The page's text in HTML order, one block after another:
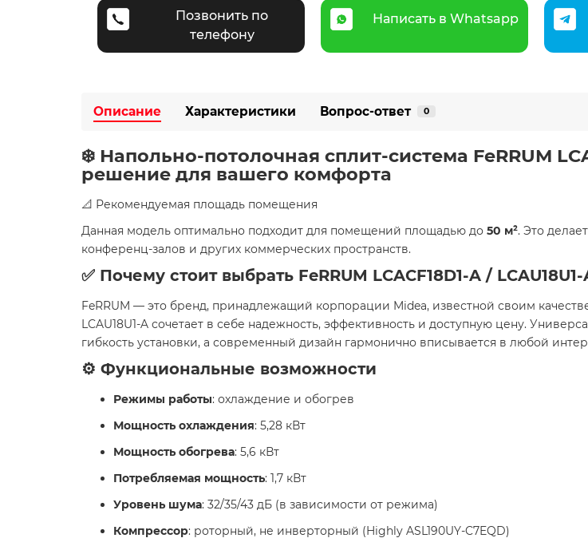
Позвонить по
телефону
Написать в Whatsapp
Описание Характеристики Вопрос-ответ 0
❄️ Напольно-потолочная сплит-система FeRRUM
решение для вашего комфорта
📐 Рекомендуемая площадь помещения
Данная модель оптимально подходит для помещений площадью до 50 м². Это
конференц-залов и других коммерческих пространств.
✅ Почему стоит выбрать FeRRUM LCACF18D1-A / LCAU18U1-
FeRRUM — это бренд, принадлежащий корпорации Midea, известной своим
LCAU18U1-A сочетает в себе надежность, эффективность и доступную цену.
гибкость установки, а современный дизайн гармонично вписывается в любой
⚙️ Функциональные возможности
Режимы работы: охлаждение и обогрев
Мощность охлаждения: 5,28 кВт
Мощность обогрева: 5,6 кВт
Потребляемая мощность: 1,7 кВт
Уровень шума: 32/35/43 дБ (в зависимости от режима)
Компрессор: роторный, не инверторный (Highly ASL190UY-C7EQD)